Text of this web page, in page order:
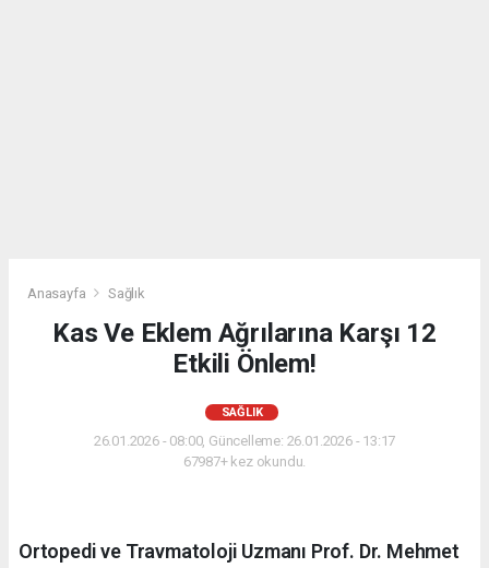
Anasayfa Sağlık
Kas Ve Eklem Ağrılarına Karşı 12
Etkili Önlem!
SAĞLIK
26.01.2026 - 08:00, Güncelleme: 26.01.2026 - 13:17
67987+ kez okundu.
Ortopedi ve Travmatoloji Uzmanı Prof. Dr. Mehmet